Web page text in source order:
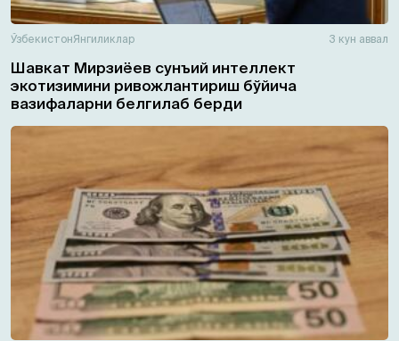
ЎзбекистонЯнгиликлар 3 кун аввал
Шавкат Мирзиёев сунъий интеллект
экотизимини ривожлантириш бўйича
вазифаларни белгилаб берди